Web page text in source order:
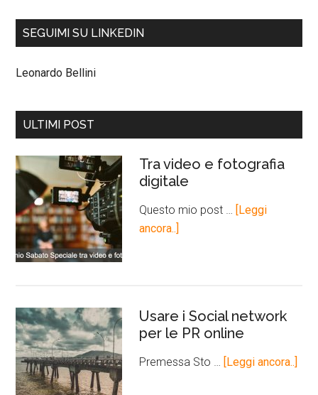
SEGUIMI SU LINKEDIN
Leonardo Bellini
ULTIMI POST
Tra video e fotografia
digitale
Questo mio post …
[Leggi
ancora..]
Usare i Social network
per le PR online
Premessa Sto … [Leggi ancora..]